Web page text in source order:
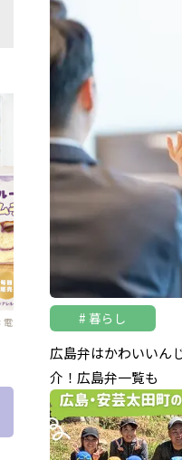
暮らし
広島弁はかわいいん
介！広島弁一覧も